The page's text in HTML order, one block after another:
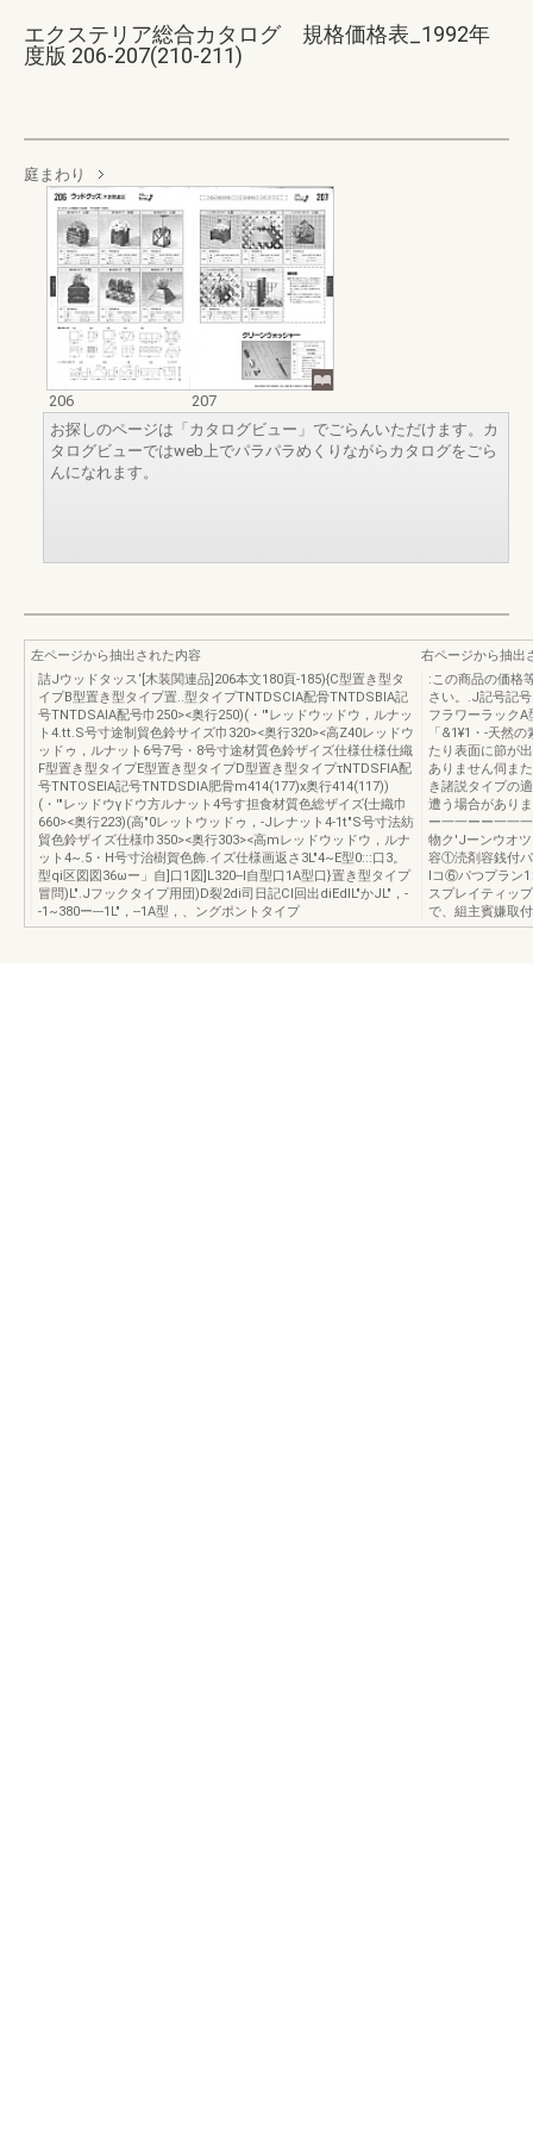
エクステリア総合カタログ 規格価格表_1992年
度版 206-207(210-211)
庭まわり
206
207
お探しのページは「カタログビュー」でごらんいただけます。カ
タログビューではweb上でパラパラめくりながらカタログをごら
んになれます。
左ページから抽出された内容
詰Jウッドタッス‘[木装関連品]206本文180頁-185){C型置き型タ
イプB型置き型タイプ置..型タイプTNTDSCIA配骨TNTDSBIA記
号TNTDSAIA配号巾250><奥行250)(・'"レッドウッドウ，ルナッ
ト4.tt.S号寸途制貿色鈴サイズ巾320><奥行320><高Z40レッドウ
ッドゥ，ルナット6号7号・8号寸途材質色鈴ザイズ仕様仕様仕織
F型置き型タイプE型置き型タイプD型置き型タイプτNTDSFIA配
号TNTOSEIA記号TNTDSDIA肥骨m414(177)x奥行414(117))
(・'"レッドウγドウ方ルナット4号す担食材質色総ザイズ{士織巾
660><奥行223)(高"0レットウッドゥ，-Jレナット4-1t"S号寸法紡
貿色鈴ザイズ仕様巾350><奥行303><高mレッドウッドウ，ルナ
ット4~.5・H号寸治樹賀色飾.イズ仕様画返さ3L"4~E型0:::口3。
型qi区図図36ωー」自]口1図]L320--l自型口1A型口}置き型タイプ
冒問)L".Jフックタイプ用団)D裂2di司日記CI回出diEdlL"かJL"，-
-1~380ー---1L"，--1A型，、ングポントタイプ
右ページから抽出
:この商品の価格
さい。.J記号記
フラワーラック
「&1¥1・-天然
たり表面に節が
ありません伺ま
き諸説タイプの
遭う場合があり
ー一一ーー一一
物ク'Jーンウオ
容①涜剤容銭付
lコ⑥パつプラン1
スプレイティッ
で、組主賓嫌取